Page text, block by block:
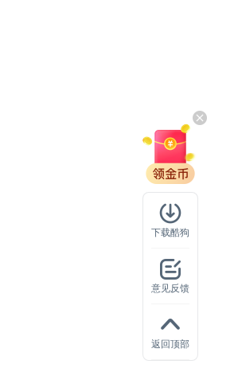
下载酷狗
意见反馈
返回顶部